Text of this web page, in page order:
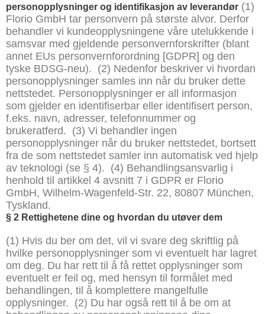
personopplysninger og identifikasjon av leverandør (1)
Florio GmbH tar personvern på største alvor. Derfor
behandler vi kundeopplysningene våre utelukkende i
samsvar med gjeldende personvernforskrifter (blant
annet EUs personvernforordning [GDPR] og den
tyske BDSG-neu). (2) Nedenfor beskriver vi hvordan
personopplysninger samles inn når du bruker dette
nettstedet. Personopplysninger er all informasjon
som gjelder en identifiserbar eller identifisert person,
f.eks. navn, adresser, telefonnummer og
brukeratferd. (3) Vi behandler ingen
personopplysninger når du bruker nettstedet, bortsett
fra de som nettstedet samler inn automatisk ved hjelp
av teknologi (se § 4). (4) Behandlingsansvarlig i
henhold til artikkel 4 avsnitt 7 i GDPR er Florio
GmbH, Wilhelm-Wagenfeld-Str. 22, 80807 München,
Tyskland.
§ 2 Rettighetene dine og hvordan du utøver dem
(1) Hvis du ber om det, vil vi svare deg skriftlig på
hvilke personopplysninger som vi eventuelt har lagret
om deg. Du har rett til å få rettet opplysninger som
eventuelt er feil og, med hensyn til formålet med
behandlingen, til å komplettere mangelfulle
opplysninger. (2) Du har også rett til å be om at